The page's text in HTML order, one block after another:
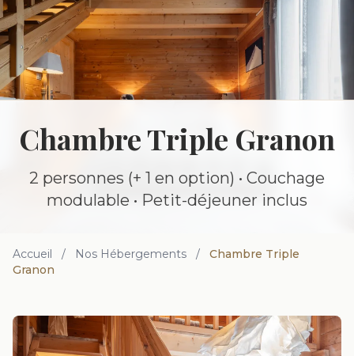
Chambre Triple Granon
2 personnes (+ 1 en option) • Couchage
modulable • Petit-déjeuner inclus
Accueil / Nos Hébergements /
Chambre Triple
Granon